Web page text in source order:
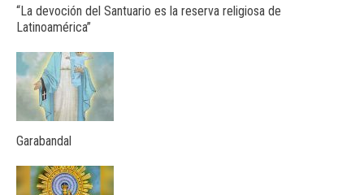
“La devoción del Santuario es la reserva religiosa de
Latinoamérica”
Garabandal